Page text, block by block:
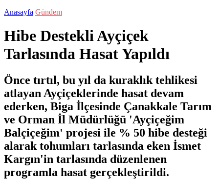
Anasayfa Gündem
Hibe Destekli Ayçiçek
Tarlasında Hasat Yapıldı
Önce tırtıl, bu yıl da kuraklık tehlikesi
atlayan Ayçiçeklerinde hasat devam
ederken, Biga İlçesinde Çanakkale Tarım
ve Orman İl Müdürlüğü 'Ayçiçeğim
Balçiçeğim' projesi ile % 50 hibe desteği
alarak tohumları tarlasında eken İsmet
Kargın'in tarlasında düzenlenen
programla hasat gerçekleştirildi.